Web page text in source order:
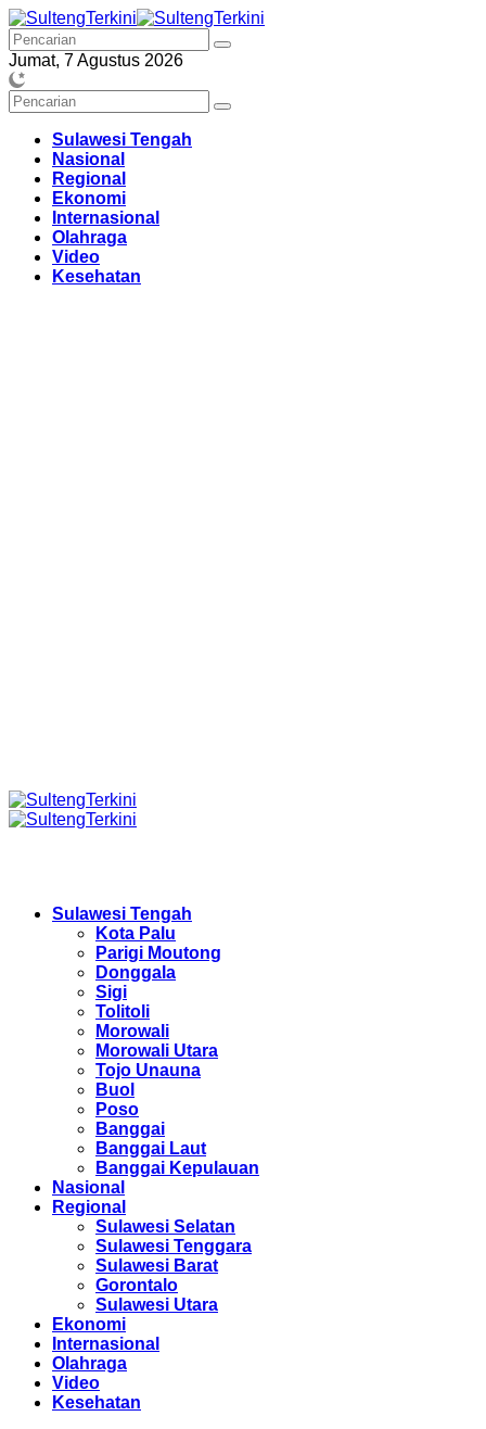
Langsung
ke
konten
Jumat, 7 Agustus 2026
Sulawesi Tengah
Nasional
Regional
Ekonomi
Internasional
Olahraga
Video
Kesehatan
Sulawesi Tengah
Kota Palu
Parigi Moutong
Donggala
Sigi
Tolitoli
Morowali
Morowali Utara
Tojo Unauna
Buol
Poso
Banggai
Banggai Laut
Banggai Kepulauan
Nasional
Regional
Sulawesi Selatan
Sulawesi Tenggara
Sulawesi Barat
Gorontalo
Sulawesi Utara
Ekonomi
Internasional
Olahraga
Video
Kesehatan